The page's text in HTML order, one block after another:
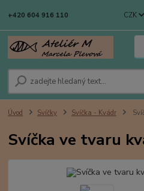
CZK
+420 604 916 110
Úvod Svíčky Svíčka - Kvádr
Svíčka ve tvaru